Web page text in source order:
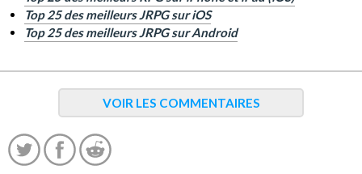
Top 25 des meilleurs JRPG sur iOS
Top 25 des meilleurs JRPG sur Android
VOIR LES COMMENTAIRES